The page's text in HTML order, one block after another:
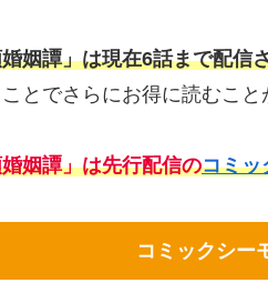
姻譚」は現在6話まで配信
とでさらにお得に読むこと
姻譚」は先行配信のコミッ
コミックシー